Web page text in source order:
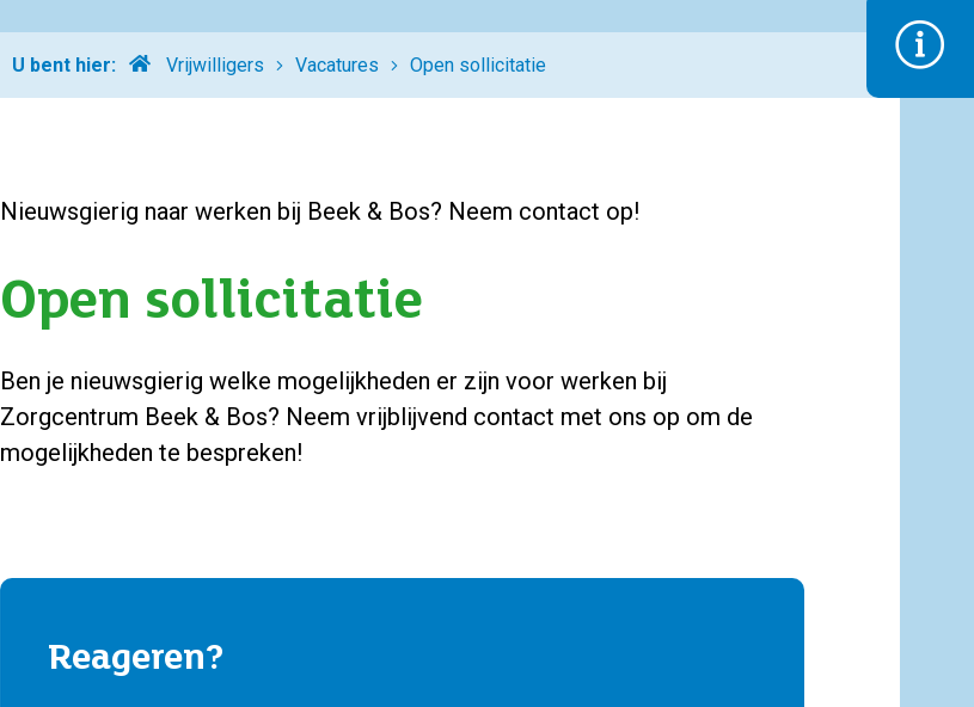
U bent hier:
Home Vrijwilligers Vacatures Open sollicitatie
Nieuwsgierig naar werken bij Beek & Bos? Neem contact op!
Open sollicitatie
Ben je nieuwsgierig welke mogelijkheden er zijn voor werken bij
Zorgcentrum Beek & Bos? Neem vrijblijvend contact met ons op om de
mogelijkheden te bespreken!
Reageren?